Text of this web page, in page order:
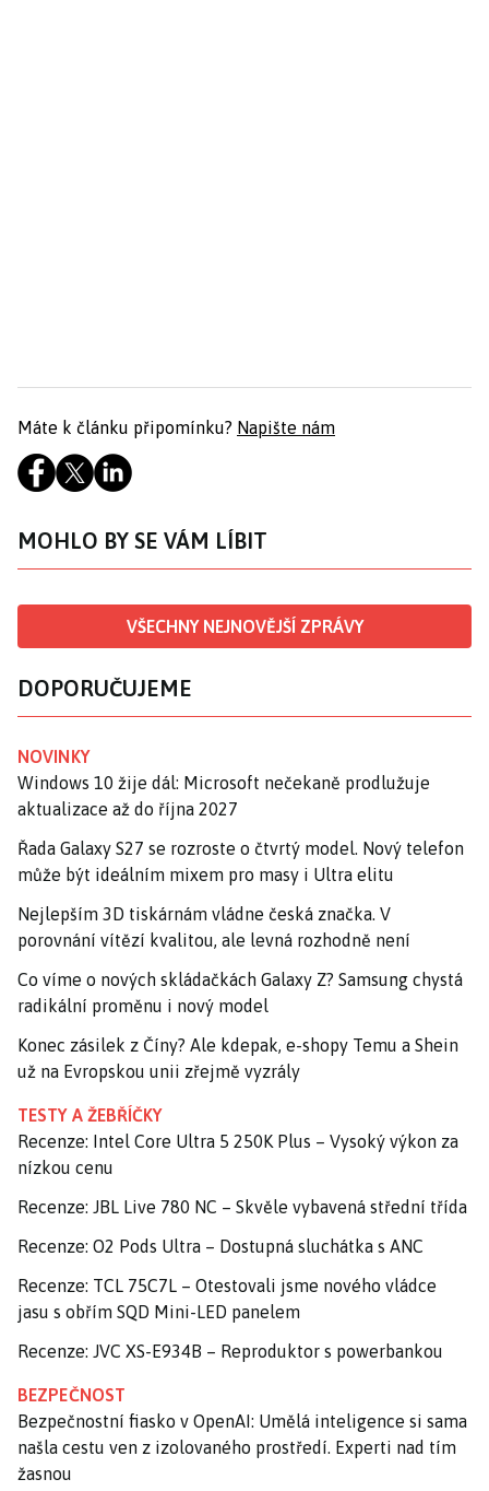
Máte k článku připomínku? Napište nám
MOHLO BY SE VÁM LÍBIT
VŠECHNY NEJNOVĚJŠÍ ZPRÁVY
DOPORUČUJEME
NOVINKY
Windows 10 žije dál: Microsoft nečekaně prodlužuje
aktualizace až do října 2027
Řada Galaxy S27 se rozroste o čtvrtý model. Nový telefon
může být ideálním mixem pro masy i Ultra elitu
Nejlepším 3D tiskárnám vládne česká značka. V
porovnání vítězí kvalitou, ale levná rozhodně není
Co víme o nových skládačkách Galaxy Z? Samsung chystá
radikální proměnu i nový model
Konec zásilek z Číny? Ale kdepak, e-shopy Temu a Shein
už na Evropskou unii zřejmě vyzrály
TESTY A ŽEBŘÍČKY
Recenze: Intel Core Ultra 5 250K Plus – Vysoký výkon za
nízkou cenu
Recenze: JBL Live 780 NC – Skvěle vybavená střední třída
Recenze: O2 Pods Ultra – Dostupná sluchátka s ANC
Recenze: TCL 75C7L – Otestovali jsme nového vládce
jasu s obřím SQD Mini-LED panelem
Recenze: JVC XS-E934B – Reproduktor s powerbankou
BEZPEČNOST
Bezpečnostní fiasko v OpenAI: Umělá inteligence si sama
našla cestu ven z izolovaného prostředí. Experti nad tím
žasnou